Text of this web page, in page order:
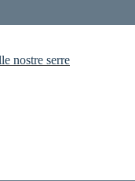
nostre serre